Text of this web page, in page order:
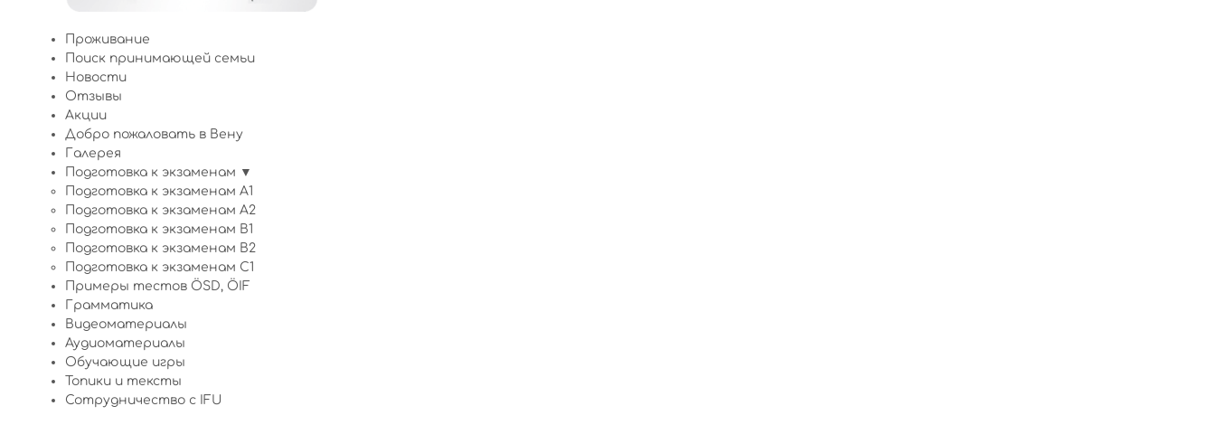
Проживание
Поиск принимающей семьи
Новости
Отзывы
Акции
Добро пожаловать в Вену
Галерея
Подготовка к экзаменам ▼
Подготовка к экзаменам A1
Подготовка к экзаменам A2
Подготовка к экзаменам B1
Подготовка к экзаменам B2
Подготовка к экзаменам C1
Примеры тестов ÖSD, ÖIF
Грамматика
Видеоматериалы
Аудиоматериалы
Обучающие игры
Топики и тексты
Сотрудничество c IFU